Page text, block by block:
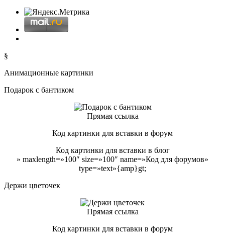
§
Анимационные картинки
Подарок с бантиком
Прямая ссылка
Код картинки для вставки в форум
Код картинки для вставки в блог
» maxlength=»100″ size=»100″ name=»Код для форумов»
type=»text»{amp}gt;
Держи цветочек
Прямая ссылка
Код картинки для вставки в форум